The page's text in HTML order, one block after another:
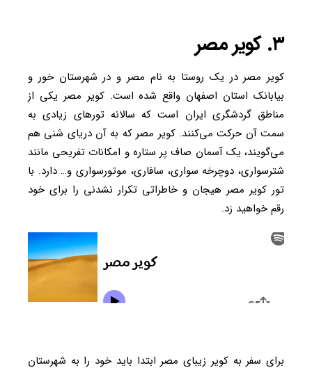
۳. کویر مصر
کویر مصر در یک روستا به نام مصر و در شهرستان خور و
بیابانک استان اصفهان واقع شده است. کویر مصر یکی از
مناطق گردشگری ایران است که سالانه تورهای زیادی به
سمت آن حرکت می‌کنند. کویر مصر که به آن دریای شنی هم
می‌گویند، یک آسمان صاف پر ستاره و امکانات تفریحی مانند
شترسواری، دوچرخه سواری، سافاری، موتورسواری و… دارد. با
تور کویر مصر هیجان و خاطراتی تکرار نشدنی را برای خود
رقم خواهید زد.
برای سفر به کویر زیبای مصر ابتدا باید خود را به شهرستان